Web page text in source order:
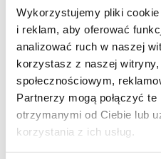
Wykorzystujemy pliki
i reklam, aby oferować
analizować ruch w naszej
korzystasz z naszej
społecznościowym,
Partnerzy mogą połączyć
otrzymanymi od Ciebie lub
korzystania z ich usług.
R E K L A